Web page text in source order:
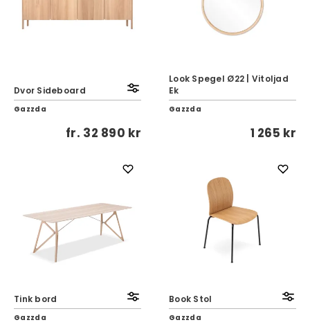
Dvor Sideboard
Gazzda
fr. 32 890 kr
Look Spegel Ø22 | Vitoljad
Ek
Gazzda
1 265 kr
Tink bord
Gazzda
Book Stol
Gazzda